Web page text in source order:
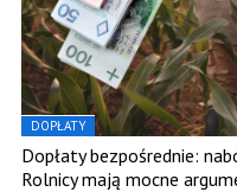
DOPŁATY
Dopłaty bezpośrednie:
Rolnicy mają mocne